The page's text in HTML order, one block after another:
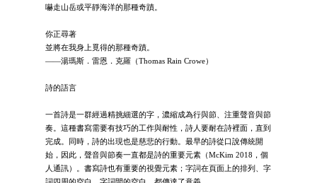
嚇走山岳或平靜海洋的那種奇蹟。
你正尋著
並將在我身上覓得的那種奇蹟。
——湯瑪斯．雷恩．克羅（Thomas Rain Crowe）
詩的語言
一首詩是一群經過精挑細選的字，濃縮成為行與節、注重聲音與節
奏。這種書寫需要有技巧的工作與耐性，詩人要耐在詩裡面，直到
完成。同時，詩的出現也是慈悲的行動。最早的詩從口說傳統開
始，因此，聲音與節奏一直都是詩的重要元素（McKim 2018，個
人通訊）。書寫詩也有重要的視覺元素；字詞在頁面上的排列、字